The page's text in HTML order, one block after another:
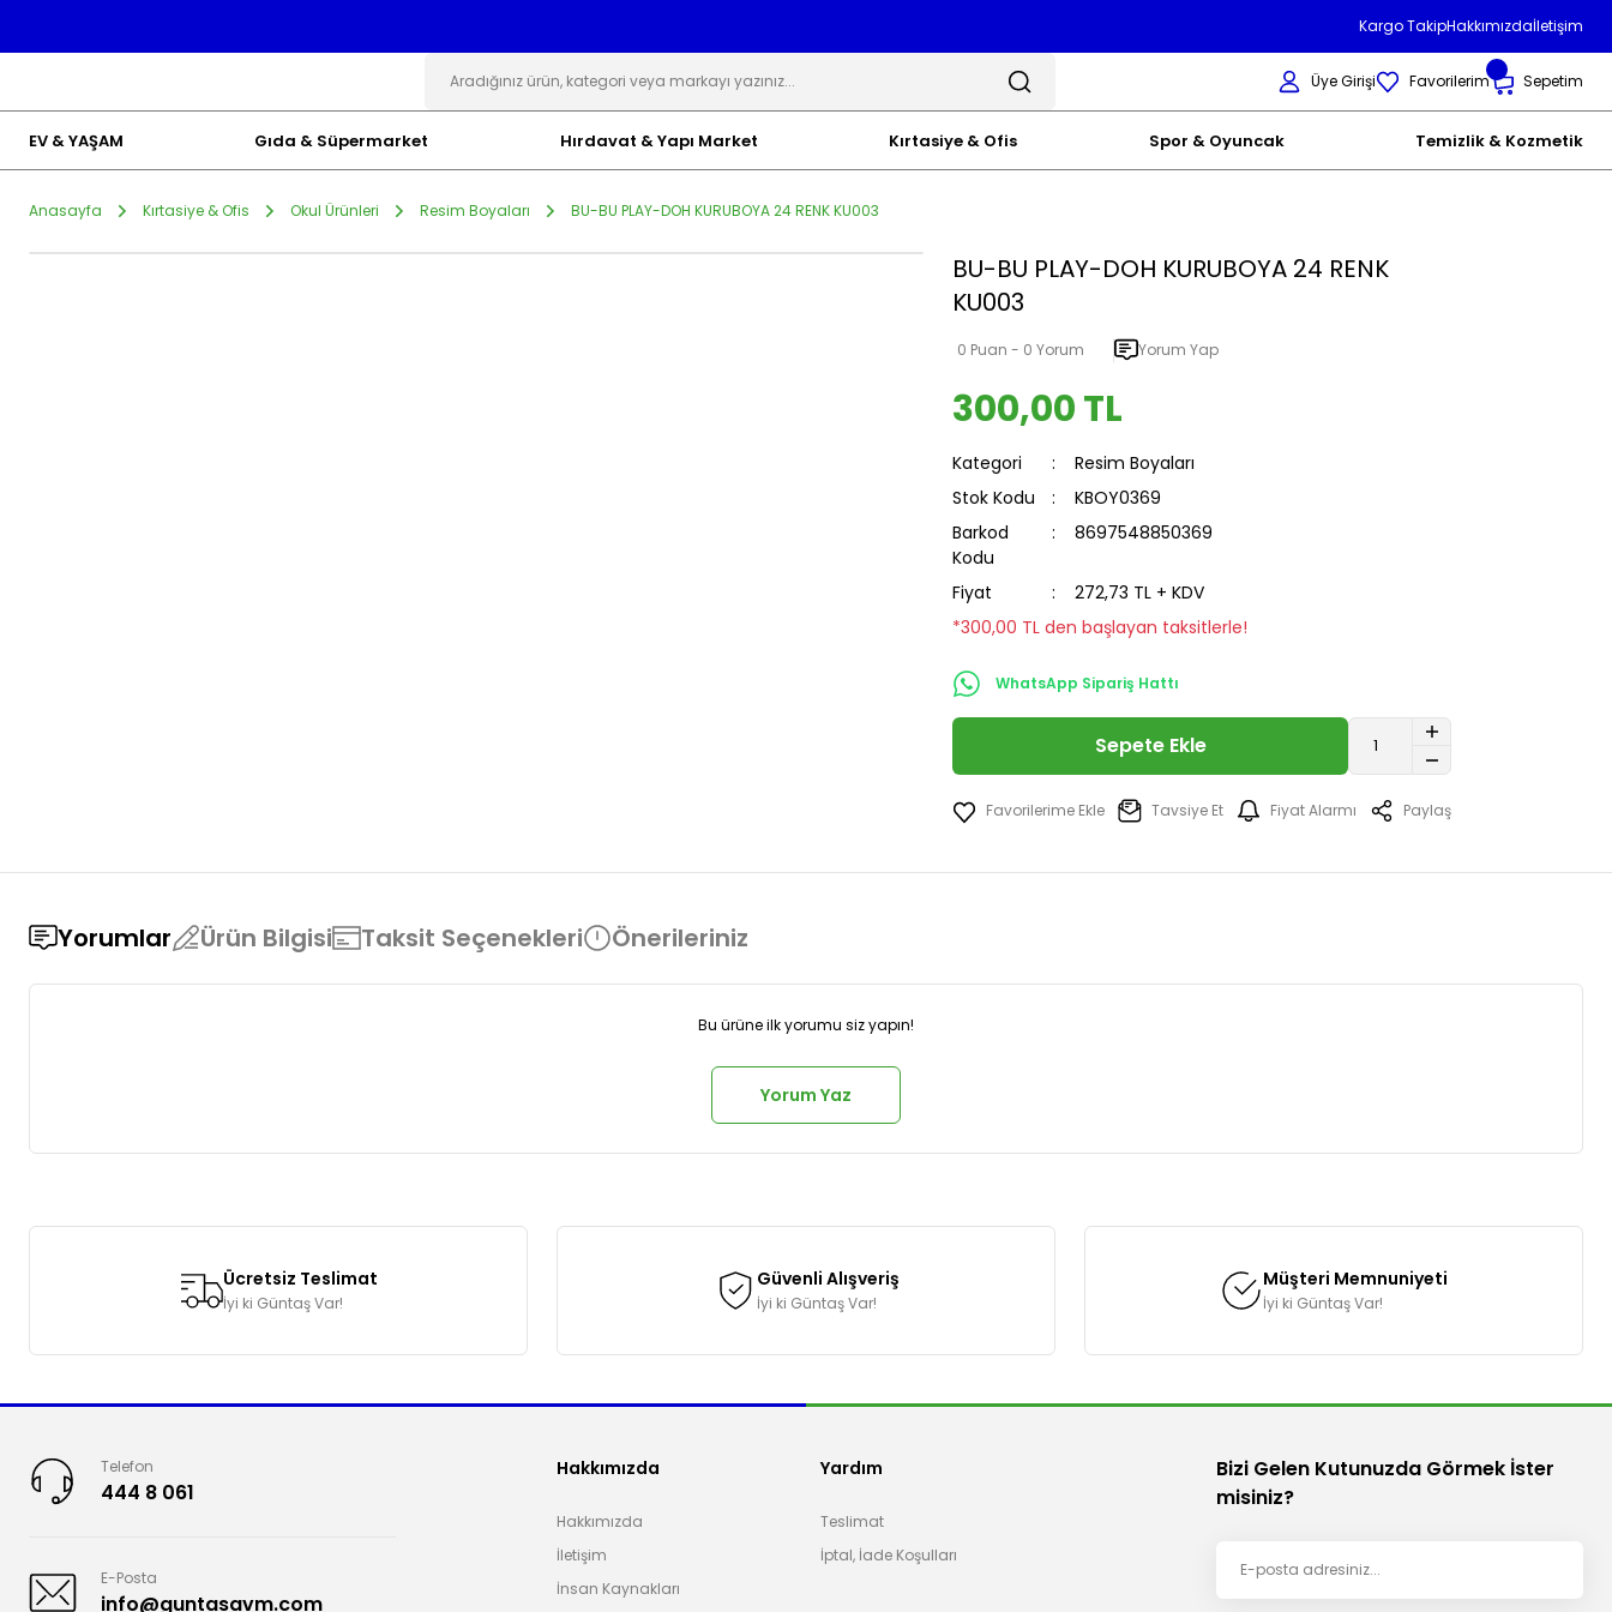
Kargo TakipHakkımızdaİletişim
Üye Girişi Favorilerim Sepetim
EV & YAŞAM Gıda & Süpermarket Hırdavat & Yapı Market Kırtasiye & Ofis Spor & Oyuncak Temizlik & Kozmetik
Anasayfa Kırtasiye & Ofis Okul Ürünleri Resim Boyaları BU-BU PLAY-DOH KURUBOYA 24 RENK KU003
BU-BU PLAY-DOH KURUBOYA 24 RENK
KU003
0 Puan - 0 Yorum Yorum Yap
300,00 TL
Kategori
Resim Boyaları
Stok Kodu
KBOY0369
Barkod
Kodu
8697548850369
Fiyat
272,73 TL + KDV
*300,00 TL den başlayan taksitlerle!
WhatsApp Sipariş Hattı
Sepete Ekle
Tavsiye Et Fiyat Alarmı Paylaş
Yorumlar Ürün Bilgisi Taksit Seçenekleri Önerileriniz
Bu ürüne ilk yorumu siz yapın!
Yorum Yaz
Ürün resmi kalitesiz, bozuk veya görüntülenemiyor.
Ürün açıklamasında eksik bilgiler bulunuyor.
Ürün bilgilerinde hatalar bulunuyor.
Ücretsiz Teslimat
İyi ki Güntaş Var!
Güvenli Alışveriş
İyi ki Güntaş Var!
Müşteri Memnuniyeti
İyi ki Güntaş Var!
Telefon
444 8 061
E-Posta
info@guntasavm.com
Hakkımızda
Hakkımızda
İletişim
İnsan Kaynakları
Yardım
Teslimat
İptal, İade Koşulları
Bizi Gelen Kutunuzda Görmek İster
misiniz?